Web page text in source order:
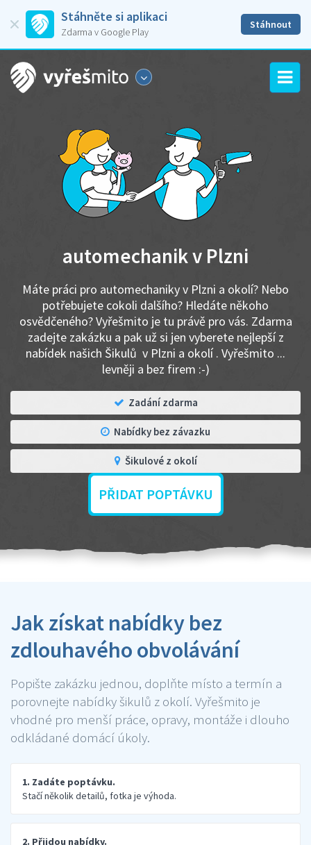
Stáhněte si aplikaci
Zdarma v Google Play
Stáhnout
automechanik v Plzni
Máte práci pro automechaniky v Plzni a okolí? Nebo
potřebujete cokoli dalšího? Hledáte někoho
osvědčeného? Vyřešmito je tu právě pro vás. Zdarma
zadejte zakázku a pak už si jen vyberete nejlepší z
nabídek našich Šikulů v Plzni a okolí . Vyřešmito ...
levněji a bez firem :-)
Zadání zdarma
Nabídky bez závazku
Šikulové z okolí
PŘIDAT POPTÁVKU
Jak získat nabídky bez
zdlouhavého obvolávání
Popište zakázku jednou, doplňte místo a termín a
porovnejte nabídky šikulů z okolí. Vyřešmito je
vhodné pro menší práce, opravy, montáže i dlouho
odkládané domácí úkoly.
1. Zadáte poptávku.
Stačí několik detailů, fotka je výhoda.
2. Přijdou nabídky.